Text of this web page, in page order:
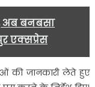
अब बनबसा
एक्सप्रेस
की जानकारी लेते हुए